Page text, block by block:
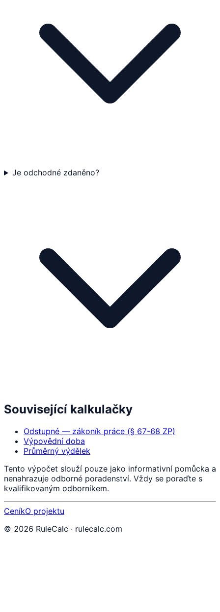
Je odchodné zdaněno?
Související kalkulačky
Odstupné — zákoník práce (§ 67-68 ZP)
Výpovědní doba
Průměrný výdělek
Tento výpočet slouží pouze jako informativní pomůcka a
nenahrazuje odborné poradenství. Vždy se poraďte s
kvalifikovaným odborníkem.
CeníkO projektu
© 2026 RuleCalc · rulecalc.com